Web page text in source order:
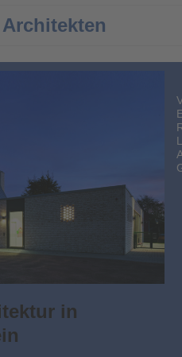
Architekten
in
L